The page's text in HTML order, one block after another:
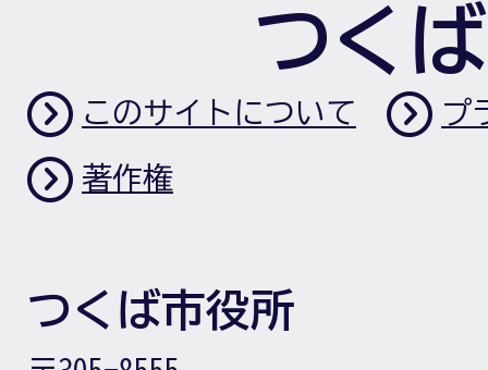
つく
このサイトについて プ
著作権
つくば市役所